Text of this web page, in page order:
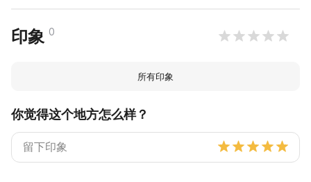
印象 0
所有印象
你觉得这个地方怎么样？